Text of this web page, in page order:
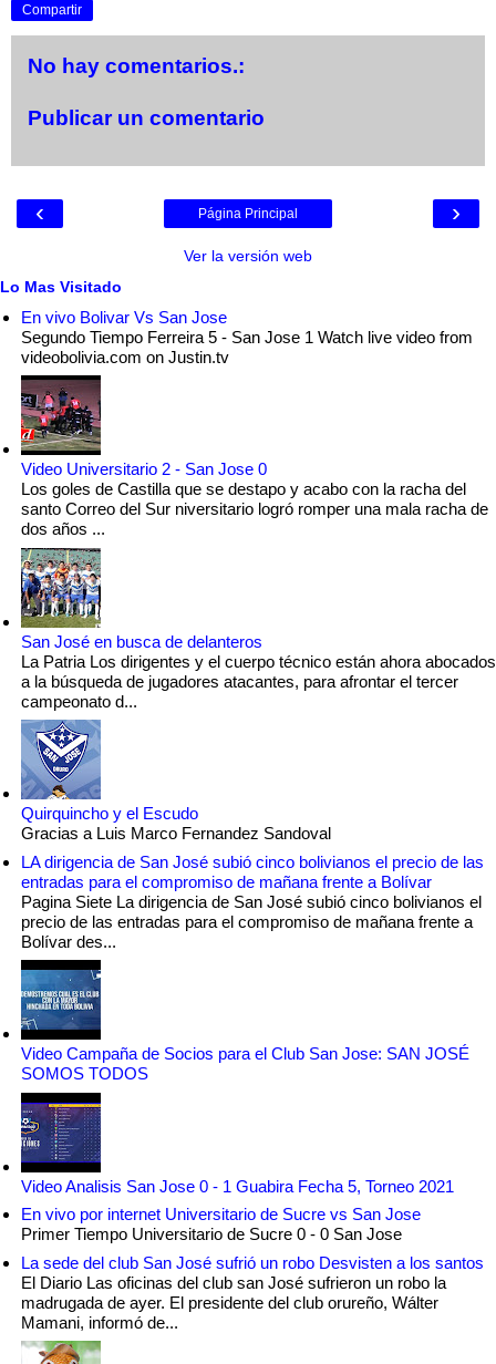
Compartir
No hay comentarios.:
Publicar un comentario
‹ ›
Página Principal
Ver la versión web
Lo Mas Visitado
En vivo Bolivar Vs San Jose
Segundo Tiempo Ferreira 5 - San Jose 1 Watch live video from
videobolivia.com on Justin.tv
Video Universitario 2 - San Jose 0
Los goles de Castilla que se destapo y acabo con la racha del
santo Correo del Sur niversitario logró romper una mala racha de
dos años ...
San José en busca de delanteros
La Patria Los dirigentes y el cuerpo técnico están ahora abocados
a la búsqueda de jugadores atacantes, para afrontar el tercer
campeonato d...
Quirquincho y el Escudo
Gracias a Luis Marco Fernandez Sandoval
LA dirigencia de San José subió cinco bolivianos el precio de las
entradas para el compromiso de mañana frente a Bolívar
Pagina Siete La dirigencia de San José subió cinco bolivianos el
precio de las entradas para el compromiso de mañana frente a
Bolívar des...
Video Campaña de Socios para el Club San Jose: SAN JOSÉ
SOMOS TODOS
Video Analisis San Jose 0 - 1 Guabira Fecha 5, Torneo 2021
En vivo por internet Universitario de Sucre vs San Jose
Primer Tiempo Universitario de Sucre 0 - 0 San Jose
La sede del club San José sufrió un robo Desvisten a los santos
El Diario Las oficinas del club san José sufrieron un robo la
madrugada de ayer. El presidente del club orureño, Wálter
Mamani, informó de...